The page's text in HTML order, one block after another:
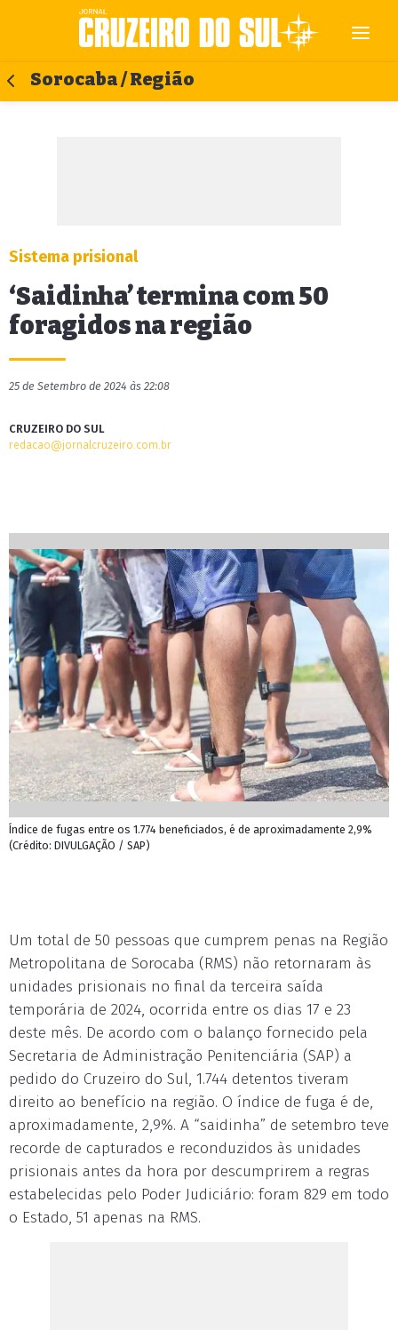
Sorocaba / Região
Sistema prisional
‘Saidinha’ termina com 50
foragidos na região
25 de Setembro de 2024 às 22:08
CRUZEIRO DO SUL
redacao@jornalcruzeiro.com.br
Índice de fugas entre os 1.774 beneficiados, é de aproximadamente 2,9%
(Crédito: DIVULGAÇÃO / SAP)
Um total de 50 pessoas que cumprem penas na Região
Metropolitana de Sorocaba (RMS) não retornaram às
unidades prisionais no final da terceira saída
temporária de 2024, ocorrida entre os dias 17 e 23
deste mês. De acordo com o balanço fornecido pela
Secretaria de Administração Penitenciária (SAP) a
pedido do Cruzeiro do Sul, 1.744 detentos tiveram
direito ao benefício na região. O índice de fuga é de,
aproximadamente, 2,9%. A “saidinha” de setembro teve
recorde de capturados e reconduzidos às unidades
prisionais antes da hora por descumprirem a regras
estabelecidas pelo Poder Judiciário: foram 829 em todo
o Estado, 51 apenas na RMS.